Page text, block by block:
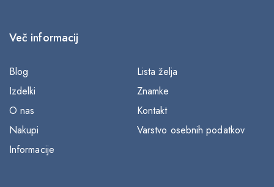
Več informacij
Blog
Lista želja
Izdelki
Znamke
O nas
Kontakt
Nakupi
Varstvo osebnih podatkov
Informacije